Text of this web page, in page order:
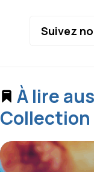
Suivez
À lire
Collection